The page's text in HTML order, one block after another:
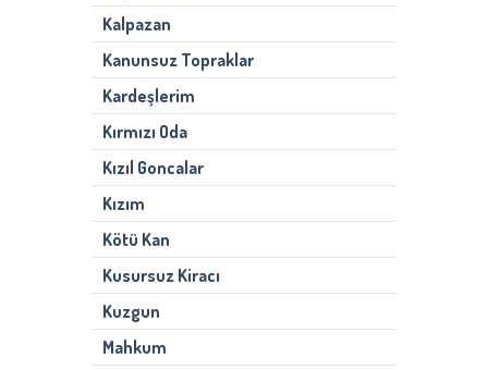
Kalpazan
Kanunsuz Topraklar
Kardeşlerim
Kırmızı Oda
Kızıl Goncalar
Kızım
Kötü Kan
Kusursuz Kiracı
Kuzgun
Mahkum